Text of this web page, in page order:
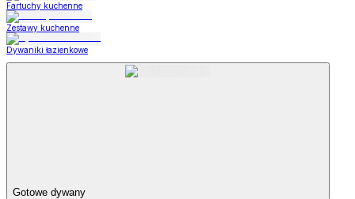
Fartuchy kuchenne
Zestawy kuchenne
Dywaniki łazienkowe
Gotowe dywany